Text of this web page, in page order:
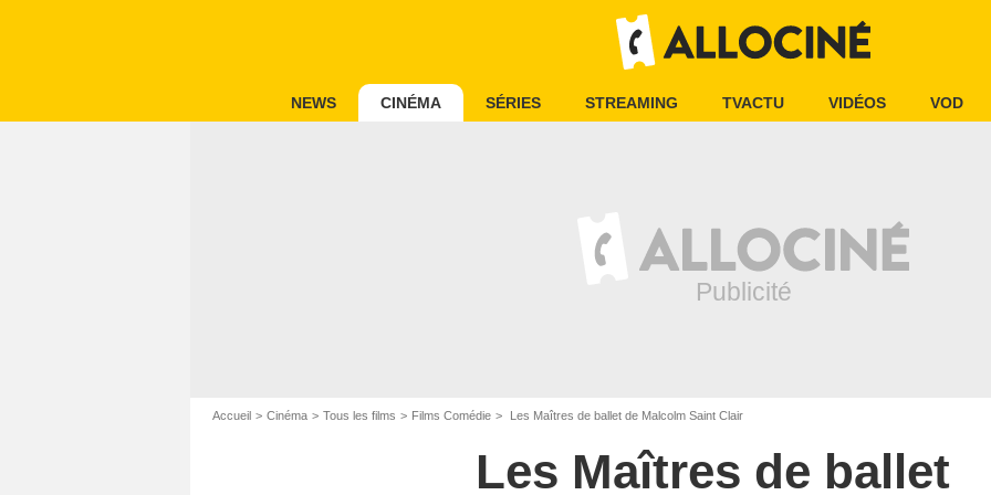
NEWS CINÉMA SÉRIES STREAMING TVACTU VIDÉOS VOD
Accueil Cinéma Tous les films Films Comédie Les Maîtres de ballet de Malcolm Saint Clair
Les Maîtres de ballet